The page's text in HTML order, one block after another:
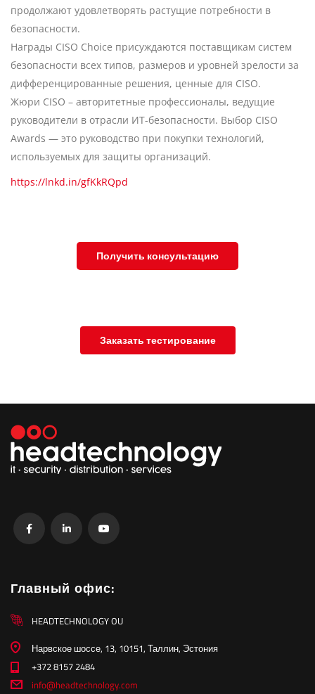
продолжают удовлетворять растущие потребности в
безопасности.
Награды CISO Choice присуждаются поставщикам систем
безопасности всех типов, размеров и уровней зрелости за
дифференцированные решения, ценные для CISO.
Жюри CISO – авторитетные профессионалы, ведущие
руководители в отрасли ИТ-безопасности. Выбор CISO
Awards — это руководство при покупки технологий,
используемых для защиты организаций.
https://lnkd.in/gfKkRQpd
Получить консультацию
Заказать тестирование
Главный офис:
HEADTECHNOLOGY OU
Нарвское шоссе, 13, 10151, Таллин, Эстония
+372 8157 2484
info@headtechnology.com